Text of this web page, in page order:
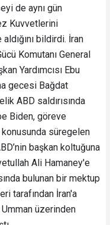
de aynı gün
Kuvvetlerini
bildirdi. İran
Komutanı General
Yardımcısı Ebu
gecesi Bağdat
ABD saldırısında
Biden, göreve
süregelen
başkan koltuğuna
Ali Hamaney'e
bulunan bir mektup
tarafından İran'a
üzerinden